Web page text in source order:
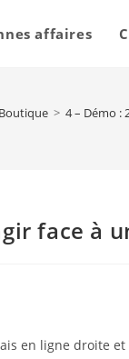
affaires
Boutique > 4 – Démo :
face à
en ligne droite